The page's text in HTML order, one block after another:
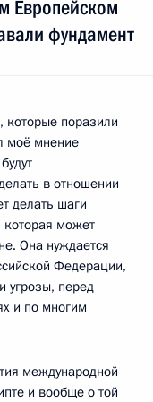
Европейском
фундамент
которые поразили
моё мнение
в отношении
делать шаги
которая может
Она нуждается
Федерации,
угрозы, перед
и по многим
международной
и вообще о той